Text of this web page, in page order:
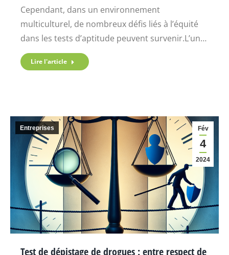
Cependant, dans un environnement
multiculturel, de nombreux défis liés à l’équité
dans les tests d’aptitude peuvent survenir.L’un…
Lire l'article
Fév
4
2024
Entreprises
Test de dépistage de drogues : entre respect de